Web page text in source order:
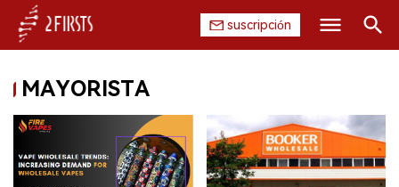
suscripción
INICIO
EMPRESA
PRODUCTO
MAYORISTA